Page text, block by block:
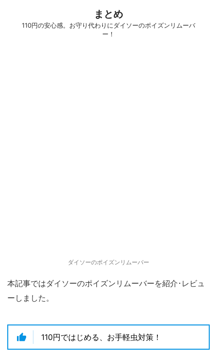
まとめ
110円の安心感。お守り代わりにダイソーのポイズンリムーバ
ー！
ダイソーのポイズンリムーバー
本記事ではダイソーのポイズンリムーバーを紹介･レビュ
ーしました。
110円ではじめる、お手軽虫対策！